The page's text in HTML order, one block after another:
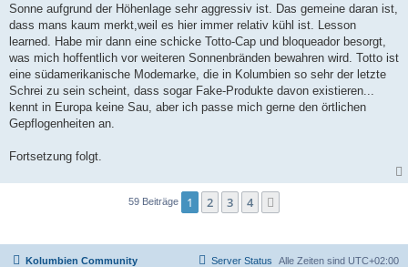
Sonne aufgrund der Höhenlage sehr aggressiv ist. Das gemeine daran ist,
dass mans kaum merkt,weil es hier immer relativ kühl ist. Lesson
learned. Habe mir dann eine schicke Totto-Cap und bloqueador besorgt,
was mich hoffentlich vor weiteren Sonnenbränden bewahren wird. Totto ist
eine südamerikanische Modemarke, die in Kolumbien so sehr der letzte
Schrei zu sein scheint, dass sogar Fake-Produkte davon existieren...
kennt in Europa keine Sau, aber ich passe mich gerne den örtlichen
Gepflogenheiten an.
Fortsetzung folgt.
59 Beiträge 1 2 3 4
Kolumbien Community Alle Zeiten sind UTC+02:00
Server Status